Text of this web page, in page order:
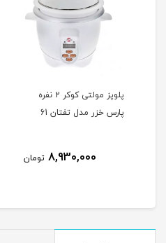
پلوپز مولتی کوکر 2 نفره
پارس خزر مدل تفتان 61
8,930,000 تومان